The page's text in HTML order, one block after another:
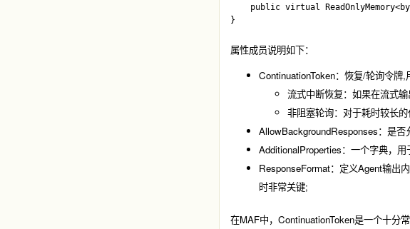
public virtual
属性成员说明如下：
ContinuationToken：恢复/轮询令牌,
流式中断恢复：如果在流式
非阻塞轮询：对于耗时较长
AllowBackgroundResponses：是否
AdditionalProperties：一个字典，用
ResponseFormat：定义Agent输出
时非常关键;
在MAF中，ContinuationToken是一个十分